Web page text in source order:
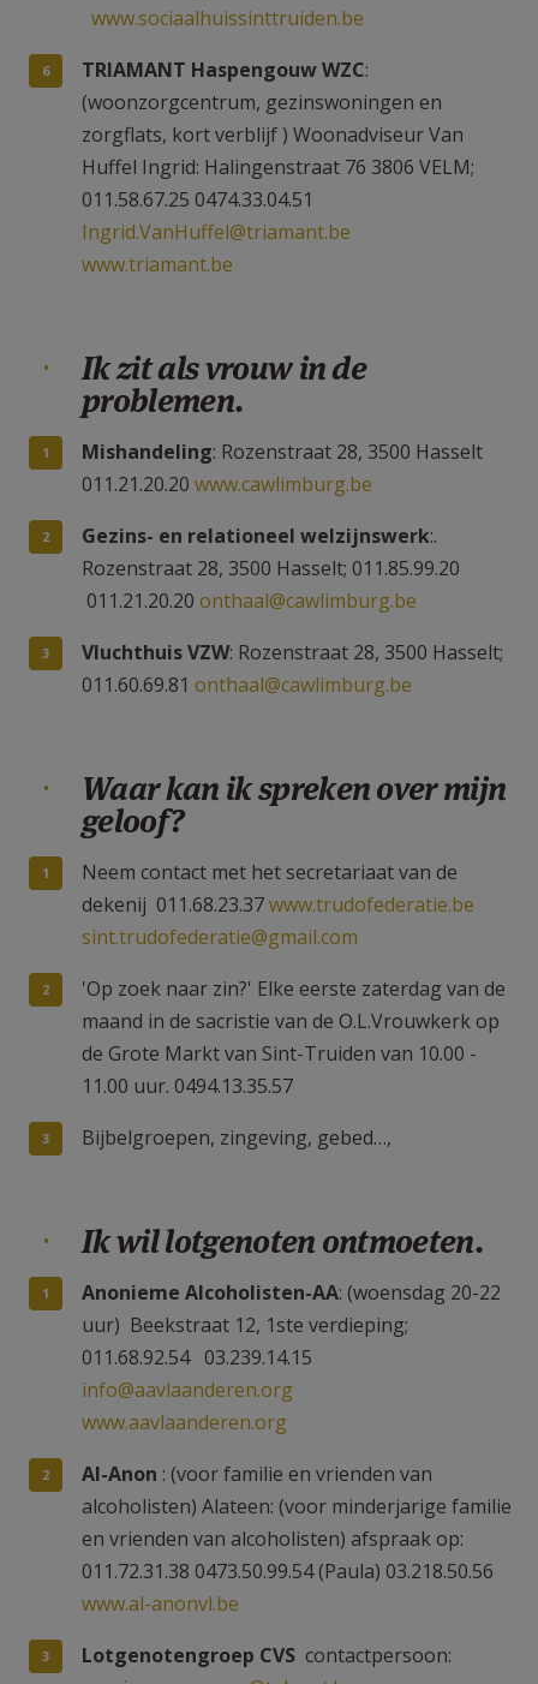
www.sociaalhuissinttruiden.be
TRIAMANT Haspengouw WZC:
(woonzorgcentrum, gezinswoningen en
zorgflats, kort verblijf ) Woonadviseur Van
Huffel Ingrid: Halingenstraat 76 3806 VELM;
011.58.67.25 0474.33.04.51
Ingrid.VanHuffel@triamant.be
www.triamant.be
Ik zit als vrouw in de
problemen.
Mishandeling: Rozenstraat 28, 3500 Hasselt
011.21.20.20 www.cawlimburg.be
Gezins- en relationeel welzijnswerk:.
Rozenstraat 28, 3500 Hasselt; 011.85.99.20
011.21.20.20 onthaal@cawlimburg.be
Vluchthuis VZW: Rozenstraat 28, 3500 Hasselt;
011.60.69.81 onthaal@cawlimburg.be
Waar kan ik spreken over mijn
geloof?
Neem contact met het secretariaat van de
dekenij 011.68.23.37www.trudofederatie.be
sint.trudofederatie@gmail.com
'Op zoek naar zin?' Elke eerste zaterdag van de
maand in de sacristie van de O.L.Vrouwkerk op
de Grote Markt van Sint-Truiden van 10.00 -
11.00 uur. 0494.13.35.57
Bijbelgroepen, zingeving, gebed…,
Ik wil lotgenoten ontmoeten.
Anonieme Alcoholisten-AA: (woensdag 20-22
uur) Beekstraat 12, 1ste verdieping;
011.68.92.54 03.239.14.15
info@aavlaanderen.org
www.aavlaanderen.org
Al-Anon : (voor familie en vrienden van
alcoholisten) Alateen: (voor minderjarige familie
en vrienden van alcoholisten) afspraak op:
011.72.31.38 0473.50.99.54 (Paula) 03.218.50.56
www.al-anonvl.be
Lotgenotengroep CVS contactpersoon: